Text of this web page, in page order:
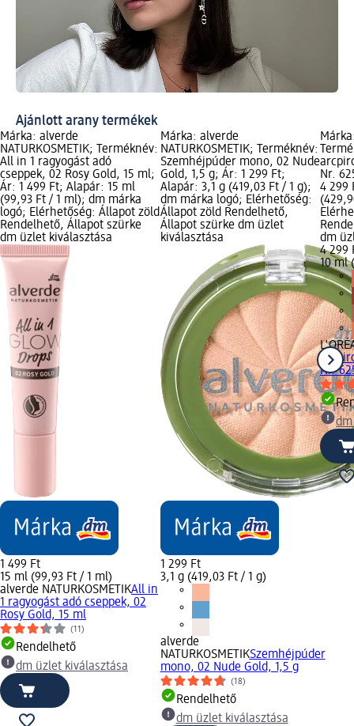
Ajánlott arany termékek
Márka: alverde
NATURKOSMETIK; Terméknév:
All in 1 ragyogást adó
cseppek, 02 Rosy Gold, 15 ml;
Ár: 1 499 Ft; Alapár: 15 ml
(99,93 Ft / 1 ml); dm márka
logó; Elérhetőség: Állapot zöld
Rendelhető, Állapot szürke
dm üzlet kiválasztása
1 499 Ft
15 ml (99,93 Ft / 1 ml)
alverde NATURKOSMETIKAll in
1 ragyogást adó cseppek, 02
Rosy Gold, 15 ml
(11)
Rendelhető
dm üzlet kiválasztása
Márka: alverde
NATURKOSMETIK; Terméknév:
Szemhéjpúder mono, 02 Nude
Gold, 1,5 g; Ár: 1 299 Ft;
Alapár: 3,1 g (419,03 Ft / 1 g);
dm márka logó; Elérhetőség:
Állapot zöld Rendelhető,
Állapot szürke dm üzlet
kiválasztása
1 299 Ft
3,1 g (419,03 Ft / 1 g)
alverde
NATURKOSMETIKSzemhéjpúder
mono, 02 Nude Gold, 1,5 g
(18)
Rendelhető
dm üzlet kiválasztása
Nr.
4 299
dm
4 299
10 ml
Nr.